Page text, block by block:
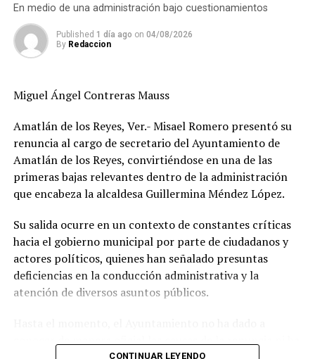
alrededor de siete mil cañeros, por lo que el cierre
tendrá repercusiones económicas no sólo en Lerdo de
Tejada, sino también en municipios como Saltabarranca
y Ángel R. Cabada, además de afectar a cortadores de
trabajadores.
Sánchez Chávez informó que sostendrá reuniones con la
gobernadora Rocío Nahle García para analizar el
panorama y definir mecanismos que permitan atender
la emergencia que enfrenta el sector.
negociaciones con los ingenios La Gloria, San Cristóbal y
Cuatotolapan para explorar la posibilidad de recibir
parte de la caña que ya no podrá procesarse en San
Pedro. Sin embargo, reconoció que la capacidad de
molienda de esos complejos se encuentra prácticamente
El líder cañero advirtió que enviar la producción a otras
En medio de una administración bajo cuestionamientos
Published 1 día ago on 04/08/2026
By Redaccion
Miguel Ángel Contreras Mauss
Amatlán de los Reyes, Ver.- Misael Romero presentó su
renuncia al cargo de secretario del Ayuntamiento de
Amatlán de los Reyes, convirtiéndose en una de las
primeras bajas relevantes dentro de la administración
que encabeza la alcaldesa Guillermina Méndez López.
Su salida ocurre en un contexto de constantes críticas
hacia el gobierno municipal por parte de ciudadanos y
actores políticos, quienes han señalado presuntas
deficiencias en la conducción administrativa y la
atención de diversos asuntos públicos.
CONTINUAR LEYENDO